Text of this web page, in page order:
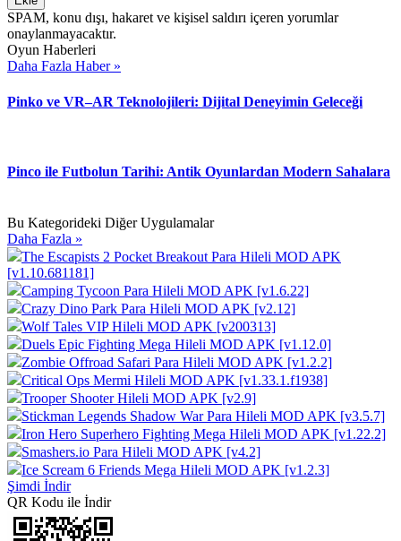
SPAM, konu dışı, hakaret ve kişisel saldırı içeren yorumlar
onaylanmayacaktır.
Oyun Haberleri
Daha Fazla Haber »
Pinko ve VR–AR Teknolojileri: Dijital Deneyimin Geleceği
Pinco ile Futbolun Tarihi: Antik Oyunlardan Modern Sahalara
Bu Kategorideki Diğer Uygulamalar
Daha Fazla »
The Escapists 2 Pocket Breakout Para Hileli MOD APK
[v1.10.681181]
Camping Tycoon Para Hileli MOD APK [v1.6.22]
Crazy Dino Park Para Hileli MOD APK [v2.12]
Wolf Tales VIP Hileli MOD APK [v200313]
Duels Epic Fighting Mega Hileli MOD APK [v1.12.0]
Zombie Offroad Safari Para Hileli MOD APK [v1.2.2]
Critical Ops Mermi Hileli MOD APK [v1.33.1.f1938]
Trooper Shooter Hileli MOD APK [v2.9]
Stickman Legends Shadow War Para Hileli MOD APK [v3.5.7]
Iron Hero Superhero Fighting Mega Hileli MOD APK [v1.22.2]
Smashers.io Para Hileli MOD APK [v4.2]
Ice Scream 6 Friends Mega Hileli MOD APK [v1.2.3]
Şimdi İndir
QR Kodu ile İndir